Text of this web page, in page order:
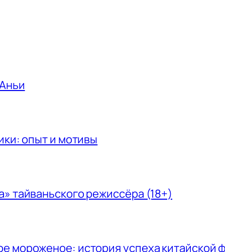
опыт и мотивы
тайваньского режиссёра (18+)
мороженое: история успеха китайской